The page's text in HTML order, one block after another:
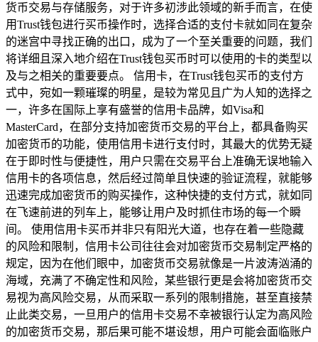
货币交易与存储服务，对于许多初涉此领域的新手而言，在使
用Trust钱包进行买币操作时，选择合适的支付卡就如同在复杂
的迷宫中寻找正确的出口，成为了一个至关重要的问题，我们
将详细且深入地介绍在Trust钱包买币时可以使用的卡的类型以
及与之相关的重要要点。 信用卡，在Trust钱包买币的支付方
式中，宛如一颗璀璨的明星，是较为常见且广为人知的选择之
一，许多在国际上享有盛誉的信用卡品牌，如Visa和
MasterCard，在部分支持加密货币交易的平台上，都具备购买
加密货币的功能，使用信用卡进行支付时，其最大的优势无疑
在于即时性与便捷性，用户只需在交易平台上准确无误地输入
信用卡的各项信息，然后经过简单且快速的验证流程，就能够
迅速完成加密货币的购买操作，这种快捷的支付方式，就如同
在飞速前进的列车上，能够让用户及时抓住市场的每一个瞬
间。 使用信用卡买币并非只有阳光大道，也存在着一些隐藏
的风险和限制，信用卡公司往往会对加密货币交易制定严格的
规定，因为在他们眼中，加密货币交易就像是一片波涛汹涌的
海域，充满了不确定性和风险，某些银行更是会将加密货币交
易视为高风险交易，从而采取一系列的限制措施，甚至直接禁
止此类交易，一旦用户的信用卡交易不幸被银行认定为高风险
的加密货币交易，那后果可能不堪设想，用户可能会面临账户